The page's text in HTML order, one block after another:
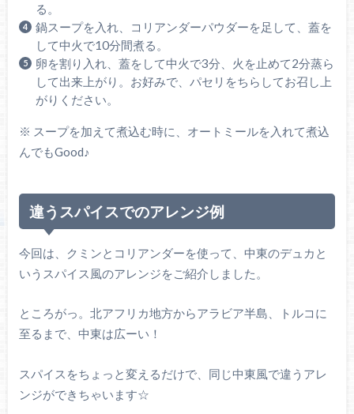
る。
鍋スープを入れ、コリアンダーパウダーを足して、蓋を
して中火で10分間煮る。
卵を割り入れ、蓋をして中火で3分、火を止めて2分蒸ら
して出来上がり。お好みで、パセリをちらしてお召し上
がりください。
※ スープを加えて煮込む時に、オートミールを入れて煮込
んでもGood♪
違うスパイスでのアレンジ例
今回は、クミンとコリアンダーを使って、中東のデュカと
いうスパイス風のアレンジをご紹介しました。
ところがっ。北アフリカ地方からアラビア半島、トルコに
至るまで、中東は広ーい！
スパイスをちょっと変えるだけで、同じ中東風で違うアレ
ンジができちゃいます☆